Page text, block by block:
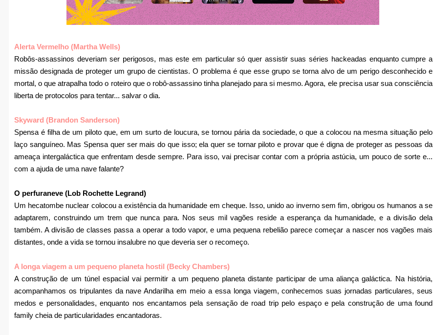
Alerta Vermelho (Martha Wells)
Robôs-assassinos deveriam ser perigosos, mas este em particular só quer assistir suas séries hackeadas enquanto cumpre a
missão designada de proteger um grupo de cientistas. O problema é que esse grupo se torna alvo de um perigo desconhecido e
mortal, o que atrapalha todo o roteiro que o robô-assassino tinha planejado para si mesmo. Agora, ele precisa usar sua consciência
liberta de protocolos para tentar... salvar o dia.
Skyward (Brandon Sanderson)
Spensa é filha de um piloto que, em um surto de loucura, se tornou pária da sociedade, o que a colocou na mesma situação pelo
laço sanguíneo. Mas Spensa quer ser mais do que isso; ela quer se tornar piloto e provar que é digna de proteger as pessoas da
ameaça intergaláctica que enfrentam desde sempre. Para isso, vai precisar contar com a própria astúcia, um pouco de sorte e...
com a ajuda de uma nave falante?
O perfuraneve (Lob Rochette Legrand)
Um hecatombe nuclear colocou a existência da humanidade em cheque. Isso, unido ao inverno sem fim, obrigou os humanos a se
adaptarem, construindo um trem que nunca para. Nos seus mil vagões reside a esperança da humanidade, e a divisão dela
também. A divisão de classes passa a operar a todo vapor, e uma pequena rebelião parece começar a nascer nos vagões mais
distantes, onde a vida se tornou insalubre no que deveria ser o recomeço.
A longa viagem a um pequeno planeta hostil (Becky Chambers)
A construção de um túnel espacial vai permitir a um pequeno planeta distante participar de uma aliança galáctica. Na história,
acompanhamos os tripulantes da nave Andarilha em meio a essa longa viagem, conhecemos suas jornadas particulares, seus
medos e personalidades, enquanto nos encantamos pela sensação de road trip pelo espaço e pela construção de uma found
family cheia de particularidades encantadoras.